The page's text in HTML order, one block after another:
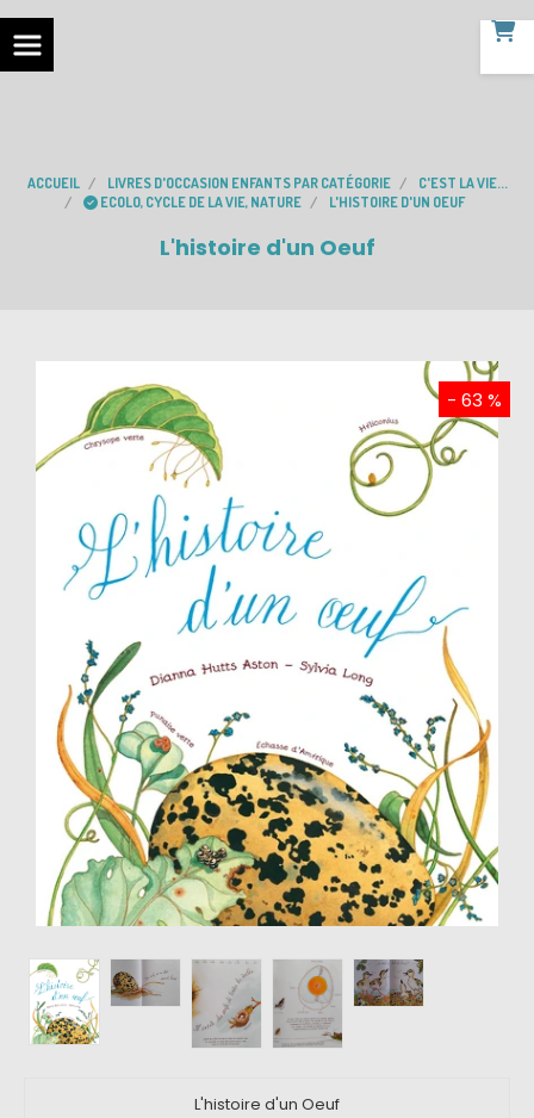
ACCUEIL LIVRES D'OCCASION ENFANTS PAR CATÉGORIE
C'EST LA VIE...
ECOLO, CYCLE DE LA VIE, NATURE
L'HISTOIRE D'UN OEUF
L'histoire d'un Oeuf
- 63 %
L'histoire d'un Oeuf